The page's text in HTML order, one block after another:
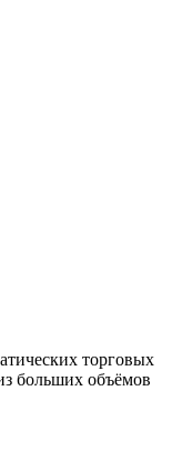
торговых
больших объёмов